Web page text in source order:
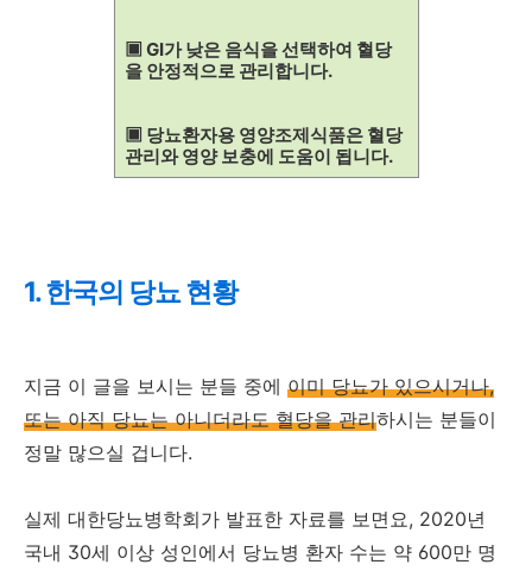
▣ GI가 낮은 음식을 선택하여 혈당
을 안정적으로 관리합니다.
▣ 당뇨환자용 영양조제식품은 혈당
관리와 영양 보충에 도움이 됩니다.
1. 한국의 당뇨 현황
지금 이 글을 보시는 분들 중에 이미 당뇨가 있으시거나,
또는 아직 당뇨는 아니더라도 혈당을 관리하시는 분들이
정말 많으실 겁니다.
실제 대한당뇨병학회가 발표한 자료를 보면요, 2020년
국내 30세 이상 성인에서 당뇨병 환자 수는 약 600만 명